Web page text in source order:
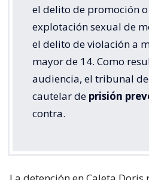
el delito de promoción
explotación sexual de
el delito de violación a
mayor de 14. Como
audiencia, el tribunal
cautelar de prisión
contra.